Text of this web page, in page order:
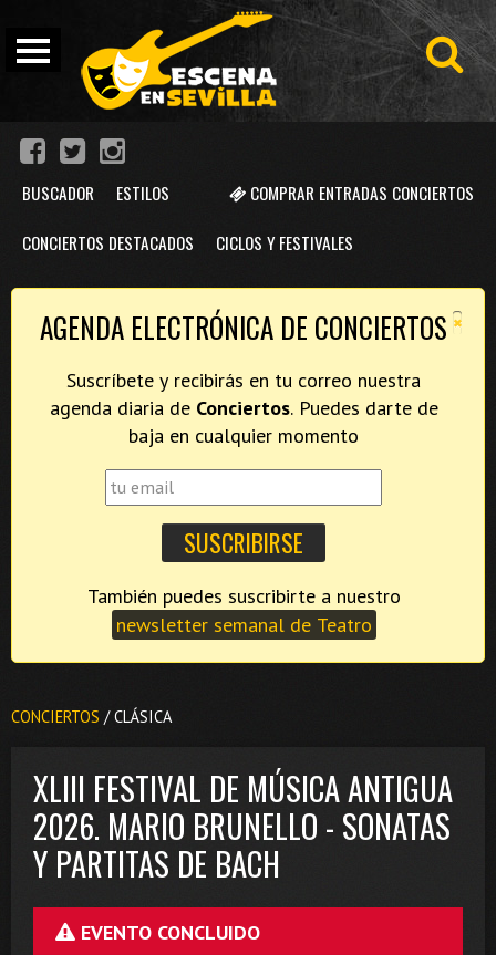
COMPRAR ENTRADAS CONCIERTOS
BUSCADOR ESTILOS
CONCIERTOS DESTACADOS CICLOS Y FESTIVALES
×
AGENDA ELECTRÓNICA DE CONCIERTOS
Suscríbete y recibirás en tu correo nuestra
agenda diaria de Conciertos. Puedes darte de
baja en cualquier momento
newsletter semanal de Teatro
CONCIERTOS / CLÁSICA
XLIII FESTIVAL DE MÚSICA ANTIGUA
2026. MARIO BRUNELLO - SONATAS
Y PARTITAS DE BACH
EVENTO CONCLUIDO